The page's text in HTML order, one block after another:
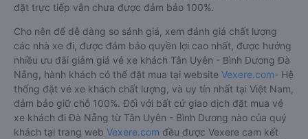
đặt trực tiếp vẫn chưa được đảm bảo 100%.
Cho nên để dễ dàng so sánh giá, xem đánh giá chất lượng
các nhà xe đi, được đảm bảo quyền lợi cao nhất, được hưởng
nhiều ưu đãi giảm giá vé xe khách Tân Uyên - Bình Dương Đà
Nẵng, hành khách có thể đặt mua tại website Vexere.com- Hệ
thống đặt vé xe khách chất lượng, và uy tín nhất tại Việt Nam,
đảm bảo giữ chỗ 100%. Đối với bất cứ giao dịch đặt mua vé
xe khách đi Đà Nẵng từ Tân Uyên - Bình Dương nào của quý
khách tại trang web Vexere.com đều được Vexere cam kết